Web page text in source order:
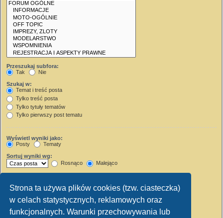
Strona ta używa plików cookies (tzw. ciasteczka)
w celach statystycznych, reklamowych oraz
funkcjonalnych. Warunki przechowywania lub
Przeszukaj subfora:
Tak
Nie
Szukaj w:
Temat i treść posta
Tylko treść posta
Tylko tytuły tematów
Tylko pierwszy post tematu
Wyświetl wyniki jako:
Posty
Tematy
Sortuj wyniki wg:
Rosnąco
Malejąco
Wyświetl pierwsze:
Ustaw 0, aby wyświetlić cały post.
znaków w poście